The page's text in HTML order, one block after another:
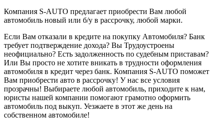
Компания S-AUTO предлагает приобрести Вам любой
автомобиль новый или б/у в рассрочку, любой марки.
Если Вам отказали в кредите на покупку Автомобиля? Банк
требует подтверждение дохода? Вы Трудоустроены
неофициально? Есть задолженность по судебным приставам?
Или Вы просто не хотите вникать в трудности оформления
автомобиля в кредит через банк. Компания S-AUTO поможет
Вам приобрести авто в рассрочку! У нас все условия
прозрачны! Выбираете любой автомобиль, приходите к нам,
юристы нашей компании помогают грамотно оформить
автомобиль под выкуп. Уезжаете в этот же день на
собственном автомобиле!